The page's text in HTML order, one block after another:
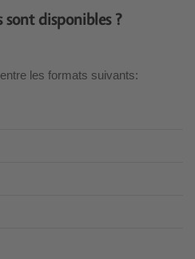
sont disponibles ?
les formats suivants: